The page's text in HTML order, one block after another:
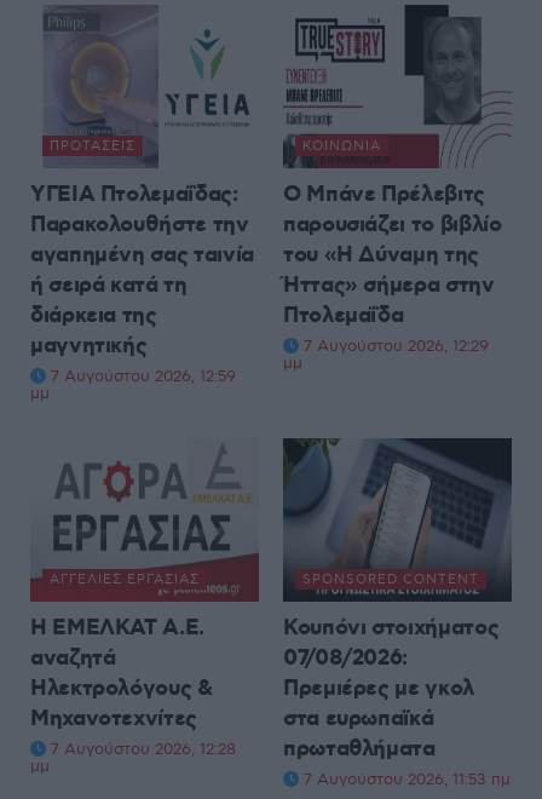
ΠΡΟΤΆΣΕΙΣ
ΥΓΕΙΑ Πτολεμαΐδας:
Παρακολουθήστε την
αγαπημένη σας ταινία
ή σειρά κατά τη
διάρκεια της
μαγνητικής
7 Αυγούστου 2026, 12:59
μμ
ΚΟΙΝΩΝΊΑ
Ο Μπάνε Πρέλεβιτς
παρουσιάζει το βιβλίο
του «Η Δύναμη της
Ήττας» σήμερα στην
Πτολεμαΐδα
7 Αυγούστου 2026, 12:29
μμ
ΑΓΓΕΛΊΕΣ ΕΡΓΑΣΊΑΣ
Η ΕΜΕΛΚΑΤ Α.Ε.
αναζητά
Ηλεκτρολόγους &
Μηχανοτεχνίτες
7 Αυγούστου 2026, 12:28
μμ
SPONSORED CONTENT
Κουπόνι στοιχήματος
07/08/2026:
Πρεμιέρες με γκολ
στα ευρωπαϊκά
πρωταθλήματα
7 Αυγούστου 2026, 11:53 πμ